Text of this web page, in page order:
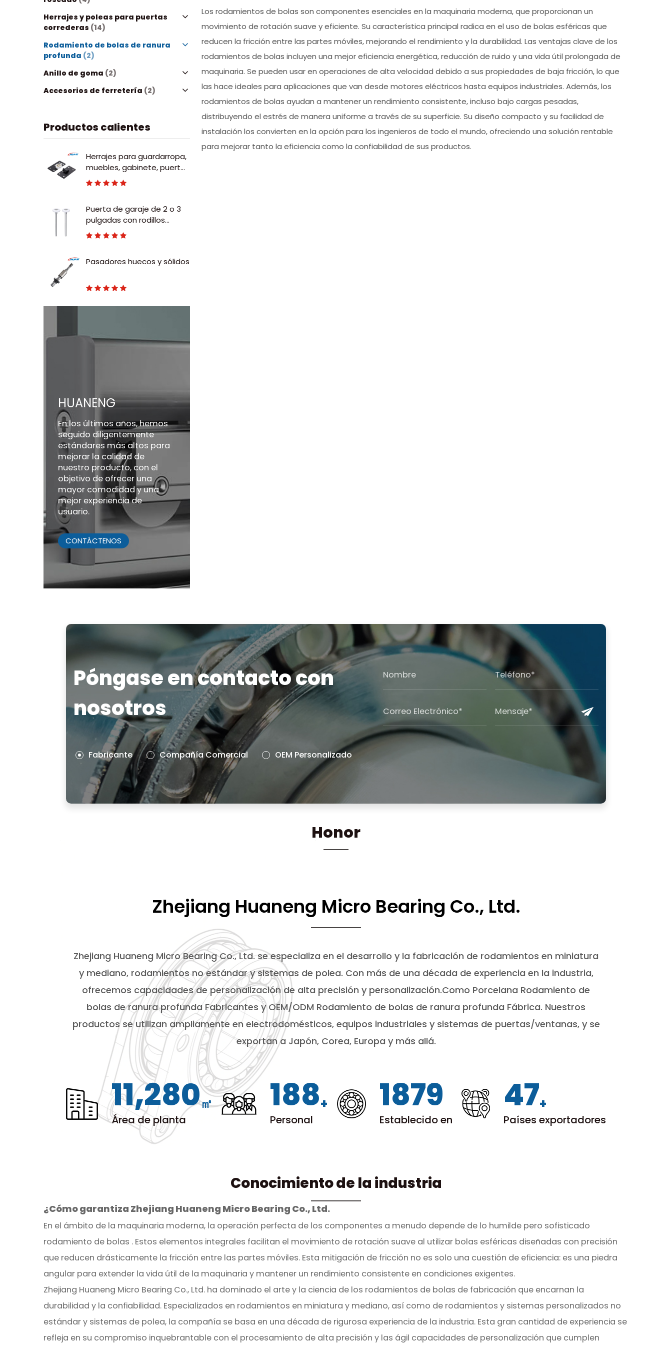
Herrajes y poleas para puertas
correderas (14)
Rodamiento de bolas de ranura
profunda (2)
Anillo de goma (2)
Accesorios de ferretería (2)
Productos calientes
Herrajes para guardarropa,
muebles, gabinete, puerta
corrediza ajustable, rodillo
deslizante de nailon
Puerta de garaje de 2 o 3
pulgadas con rodillos
deslizantes de nailon y
vástago de acero al
Pasadores huecos y sólidos
HUANENG
En los últimos años, hemos
seguido diligentemente
estándares más altos para
mejorar la calidad de
nuestro producto, con el
objetivo de ofrecer una
mayor comodidad y una
mejor experiencia de
usuario.
CONTÁCTENOS
Los rodamientos de bolas son componentes esenciales en la maquinaria moderna, que proporcionan un
movimiento de rotación suave y eficiente. Su característica principal radica en el uso de bolas esféricas que
reducen la fricción entre las partes móviles, mejorando el rendimiento y la durabilidad. Las ventajas clave de los
rodamientos de bolas incluyen una mejor eficiencia energética, reducción de ruido y una vida útil prolongada de
maquinaria. Se pueden usar en operaciones de alta velocidad debido a sus propiedades de baja fricción, lo que
las hace ideales para aplicaciones que van desde motores eléctricos hasta equipos industriales. Además, los
rodamientos de bolas ayudan a mantener un rendimiento consistente, incluso bajo cargas pesadas,
distribuyendo el estrés de manera uniforme a través de su superficie. Su diseño compacto y su facilidad de
instalación los convierten en la opción para los ingenieros de todo el mundo, ofreciendo una solución rentable
para mejorar tanto la eficiencia como la confiabilidad de sus productos.
Póngase en contacto con
nosotros
Fabricante Compañía Comercial OEM Personalizado
Honor
12,000㎡
Área de planta
200
Personal
1999
Establecido en
50+
Países exportadores
Zhejiang Huaneng Micro Bearing Co., Ltd.
Zhejiang Huaneng Micro Bearing Co., Ltd. se especializa en el desarrollo y la fabricación de rodamientos en miniatura
y mediano, rodamientos no estándar y sistemas de polea. Con más de una década de experiencia en la industria,
ofrecemos capacidades de personalización de alta precisión y personalización.Como Porcelana Rodamiento de
bolas de ranura profunda Fabricantes yOEM/ODM Rodamiento de bolas de ranura profunda Fábrica. Nuestros
productos se utilizan ampliamente en electrodomésticos, equipos industriales y sistemas de puertas/ventanas, y se
exportan a Japón, Corea, Europa y más allá.
Conocimiento de la industria
¿Cómo garantiza Zhejiang Huaneng Micro Bearing Co., Ltd.
En el ámbito de la maquinaria moderna, la operación perfecta de los componentes a menudo depende de lo humilde pero sofisticado
rodamiento de bolas . Estos elementos integrales facilitan el movimiento de rotación suave al utilizar bolas esféricas diseñadas con precisión
que reducen drásticamente la fricción entre las partes móviles. Esta mitigación de fricción no es solo una cuestión de eficiencia: es una piedra
angular para extender la vida útil de la maquinaria y mantener un rendimiento consistente en condiciones exigentes.
Zhejiang Huaneng Micro Bearing Co., Ltd. ha dominado el arte y la ciencia de los rodamientos de bolas de fabricación que encarnan la
durabilidad y la confiabilidad. Especializados en rodamientos en miniatura y mediano, así como de rodamientos y sistemas personalizados no
estándar y sistemas de polea, la compañía se basa en una década de rigurosa experiencia de la industria. Esta gran cantidad de experiencia se
refleja en su compromiso inquebrantable con el procesamiento de alta precisión y las ágil capacidades de personalización que cumplen